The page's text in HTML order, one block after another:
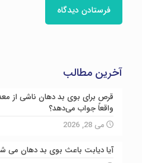
آخرین مطالب
قرص برای بوی بد دهان ناشی از
واقعاً جواب می‌دهد؟
می 28, 2026
آیا دیابت باعث بوی بد دهان می